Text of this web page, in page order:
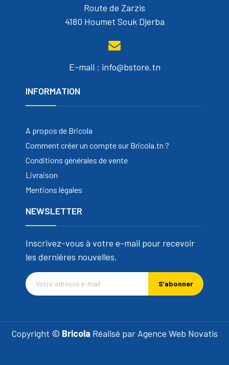
Route de Zarzis
4180 Houmet Souk Djerba
E-mail : info@bstore.tn
INFORMATION
A propos de Bricola
Comment créer un compte sur Bricola.tn ?
Conditions générales de vente
Livraison
Mentions légales
NEWSLETTER
Inscrivez-vous à votre e-mail pour recevoir
les dernières nouvelles.
S’abonner
Copyright © Bricola Réalisé par Agence Web Novatis